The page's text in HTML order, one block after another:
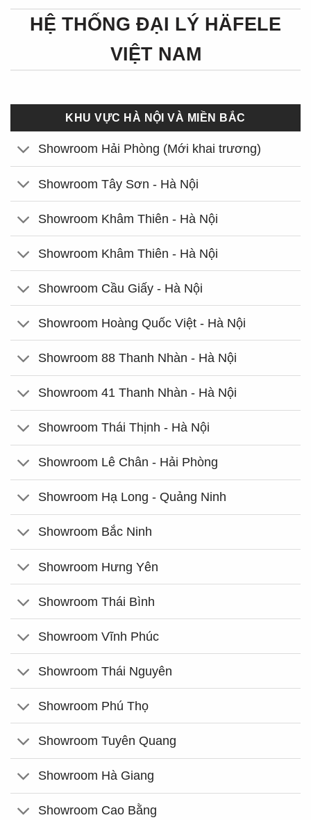
HỆ THỐNG ĐẠI LÝ HÄFELE
VIỆT NAM
KHU VỰC HÀ NỘI VÀ MIỀN BẮC
Showroom Hải Phòng (Mới khai trương)
Showroom Tây Sơn - Hà Nội
Showroom Khâm Thiên - Hà Nội
Showroom Khâm Thiên - Hà Nội
Showroom Cầu Giấy - Hà Nội
Showroom Hoàng Quốc Việt - Hà Nội
Showroom 88 Thanh Nhàn - Hà Nội
Showroom 41 Thanh Nhàn - Hà Nội
Showroom Thái Thịnh - Hà Nội
Showroom Lê Chân - Hải Phòng
Showroom Hạ Long - Quảng Ninh
Showroom Bắc Ninh
Showroom Hưng Yên
Showroom Thái Bình
Showroom Vĩnh Phúc
Showroom Thái Nguyên
Showroom Phú Thọ
Showroom Tuyên Quang
Showroom Hà Giang
Showroom Cao Bằng